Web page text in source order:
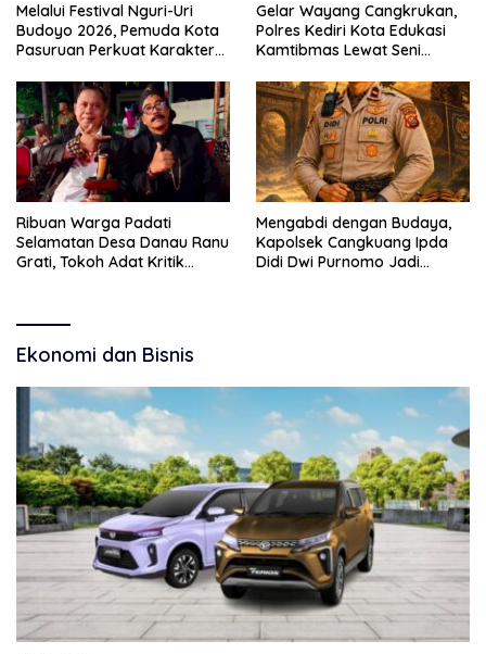
Melalui Festival Nguri-Uri
Budoyo 2026, Pemuda Kota
Pasuruan Perkuat Karakter
Narkoba
Gelar Wayang Cangkrukan,
Polres Kediri Kota Edukasi
Kamtibmas Lewat Seni
Ribuan Warga Padati
Selamatan Desa Danau Ranu
Grati, Tokoh Adat Kritik
Mengabdi dengan Budaya,
Kapolsek Cangkuang Ipda
Didi Dwi Purnomo Jadi
Ekonomi dan Bisnis